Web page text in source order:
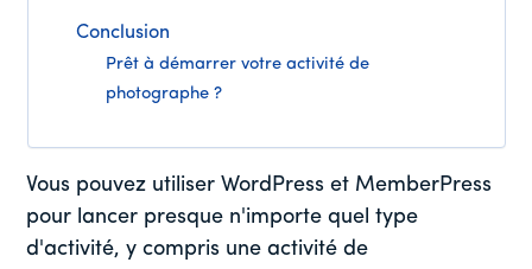
Conclusion
Prêt à démarrer votre activité de
photographe ?
Vous pouvez utiliser WordPress et MemberPress
pour lancer presque n'importe quel type
d'activité, y compris une activité de